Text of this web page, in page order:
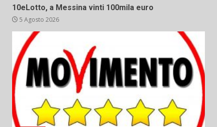
10eLotto, a Messina vinti 100mila euro
5 Agosto 2026